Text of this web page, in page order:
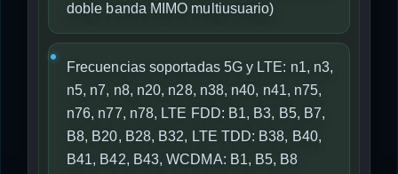
doble banda MIMO multiusuario)
Frecuencias soportadas 5G y LTE: n1, n3,
n5, n7, n8, n20, n28, n38, n40, n41, n75,
n76, n77, n78, LTE FDD: B1, B3, B5, B7,
B8, B20, B28, B32, LTE TDD: B38, B40,
B41, B42, B43, WCDMA: B1, B5, B8